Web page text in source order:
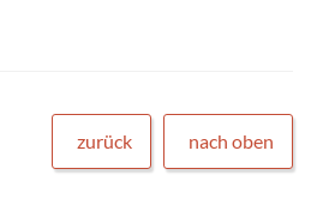
zurück nach oben